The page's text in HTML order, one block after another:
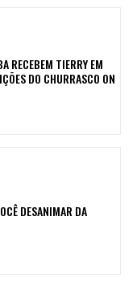
RECEBEM TIERRY EM
DO CHURRASCO ON
DESANIMAR DA